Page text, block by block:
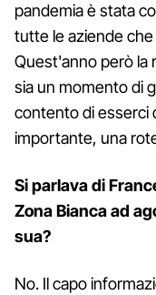
pandemia è stata
tutte le aziende
Quest'anno però la
sia un momento di
contento di esserci
importante, una
Si parlava di
Zona Bianca ad
sua?
No. Il capo